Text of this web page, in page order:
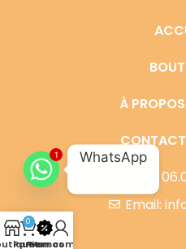
À
Tel :
Email:
0
Panier
Promos
Mon compte
1 WhatsApp